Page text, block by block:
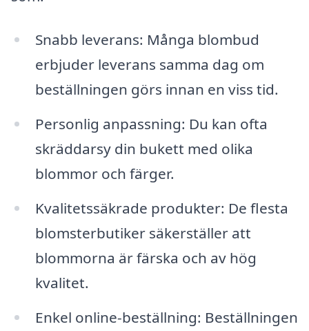
Snabb leverans: Många blombud
erbjuder leverans samma dag om
beställningen görs innan en viss tid.
Personlig anpassning: Du kan ofta
skräddarsy din bukett med olika
blommor och färger.
Kvalitetssäkrade produkter: De flesta
blomsterbutiker säkerställer att
blommorna är färska och av hög
kvalitet.
Enkel online-beställning: Beställningen